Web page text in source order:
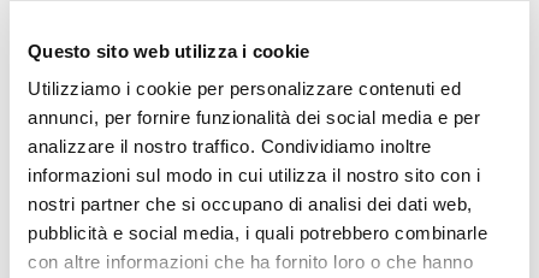
Questo sito web utilizza i cookie
Utilizziamo i cookie per personalizzare contenuti ed
annunci, per fornire funzionalità dei social media e per
analizzare il nostro traffico. Condividiamo inoltre
informazioni sul modo in cui utilizza il nostro sito con i
nostri partner che si occupano di analisi dei dati web,
pubblicità e social media, i quali potrebbero combinarle
con altre informazioni che ha fornito loro o che hanno
La pagina richiesta non esiste o non è più
disponibile.
Torna alla home Guarda gli annunci